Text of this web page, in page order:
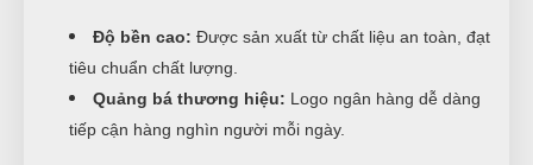
Độ bền cao: Được sản xuất từ chất liệu an toàn, đạt
tiêu chuẩn chất lượng.
Quảng bá thương hiệu: Logo ngân hàng dễ dàng
tiếp cận hàng nghìn người mỗi ngày.